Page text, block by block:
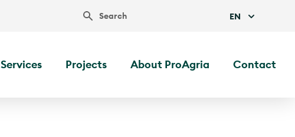
Search EN
Services Projects About ProAgria Contact